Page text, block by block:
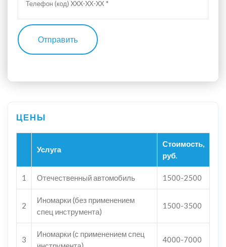
Отправить
Услуга
Стоимость,
руб.
1 Отечественный автомобиль 1500-2500
2
Иномарки (без применением
спец инструмента)
1500-3500
3
Иномарки (с применением спец
4000-7000